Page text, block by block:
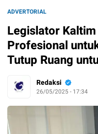
ADVERTORIAL
Legislator
Profesional
Tutup Ruang
Redaksi
26/05/2025 - 17:34